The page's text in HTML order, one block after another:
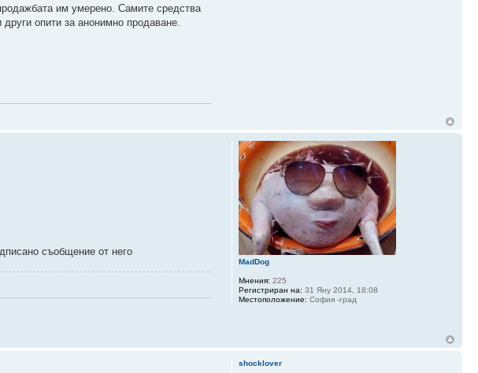
им умерено. Самите средства
опити за анонимно продаване.
съобщение от него
MadDog
Мнения: 225
Регистриран на: 31 Яну 2014, 18:08
Местоположение: София -град
shocklover